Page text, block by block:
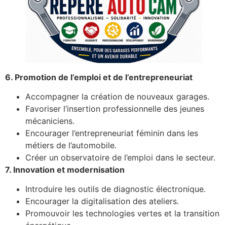
6. Promotion de l’emploi et de l’entrepreneuriat
Accompagner la création de nouveaux garages.
Favoriser l’insertion professionnelle des jeunes
mécaniciens.
Encourager l’entrepreneuriat féminin dans les
métiers de l’automobile.
Créer un observatoire de l’emploi dans le secteur.
7. Innovation et modernisation
Introduire les outils de diagnostic électronique.
Encourager la digitalisation des ateliers.
Promouvoir les technologies vertes et la transition